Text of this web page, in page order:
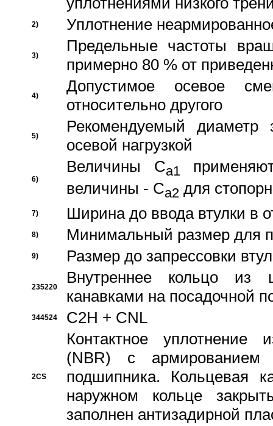
2) Уплотнение
3)
Предельные частоты
примерно 80 % от
4)
Допустимое осевое
относительно другого
5)
Рекомендуемый диаметр
осевой нагрузкой
6)
Величины Ca1
величины - Ca2 для
7) Ширина до ввода втулки в
8) Минимальный размер для
9) Размер до запрессовки
235220
Внутреннее кольцо из
канавками на посадочной
344524 C2H + CNL
2CS
Контактное уплотнение
(NBR) с
подшипника. Кольцевая
наружном кольце
заполнен антизадирной